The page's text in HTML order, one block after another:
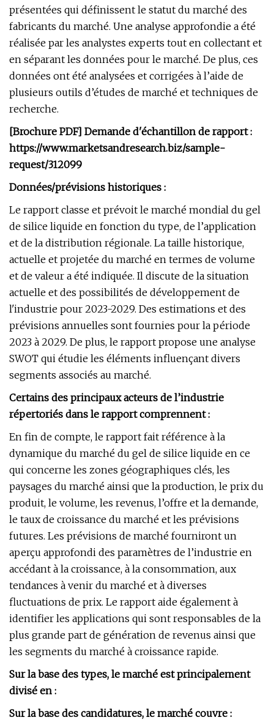
présentées qui définissent le statut du marché des
fabricants du marché. Une analyse approfondie a été
réalisée par les analystes experts tout en collectant et
en séparant les données pour le marché. De plus, ces
données ont été analysées et corrigées à l’aide de
plusieurs outils d’études de marché et techniques de
recherche.
[Brochure PDF] Demande d'échantillon de rapport :
https://www.marketsandresearch.biz/sample-
request/312099
Données/prévisions historiques :
Le rapport classe et prévoit le marché mondial du gel
de silice liquide en fonction du type, de l’application
et de la distribution régionale. La taille historique,
actuelle et projetée du marché en termes de volume
et de valeur a été indiquée. Il discute de la situation
actuelle et des possibilités de développement de
l'industrie pour 2023-2029. Des estimations et des
prévisions annuelles sont fournies pour la période
2023 à 2029. De plus, le rapport propose une analyse
SWOT qui étudie les éléments influençant divers
segments associés au marché.
Certains des principaux acteurs de l’industrie
répertoriés dans le rapport comprennent :
En fin de compte, le rapport fait référence à la
dynamique du marché du gel de silice liquide en ce
qui concerne les zones géographiques clés, les
paysages du marché ainsi que la production, le prix du
produit, le volume, les revenus, l’offre et la demande,
le taux de croissance du marché et les prévisions
futures. Les prévisions de marché fourniront un
aperçu approfondi des paramètres de l’industrie en
accédant à la croissance, à la consommation, aux
tendances à venir du marché et à diverses
fluctuations de prix. Le rapport aide également à
identifier les applications qui sont responsables de la
plus grande part de génération de revenus ainsi que
les segments du marché à croissance rapide.
Sur la base des types, le marché est principalement
divisé en :
Sur la base des candidatures, le marché couvre :